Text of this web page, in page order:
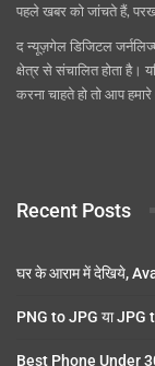
पहले खबर को जांचते हैं,
द न्यूज़गेल डिजिटल जर्नलिज्म़
क्षेत्र से संचालित होता है।
करना चाहते हो तो आप हमारे
Recent Posts
घर के आराम में देखिये,
PNG to JPG या JPG
Best Phone Under